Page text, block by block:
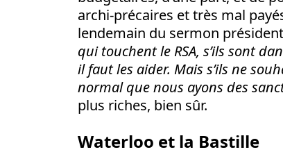
archi-précaires et très mal
lendemain du sermon
qui touchent le RSA, s’ils sont
il faut les aider. Mais s’ils ne
normal que nous ayons des
plus riches, bien sûr.
Waterloo et la Bastille